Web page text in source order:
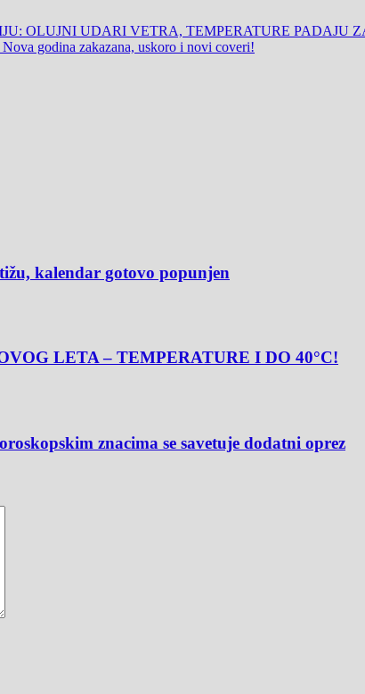
OLUJNI UDARI VETRA, TEMPERATURE PADAJU
godina zakazana, uskoro i novi coveri!
kalendar gotovo popunjen
LETA – TEMPERATURE I DO 40°C!
znacima se savetuje dodatni oprez